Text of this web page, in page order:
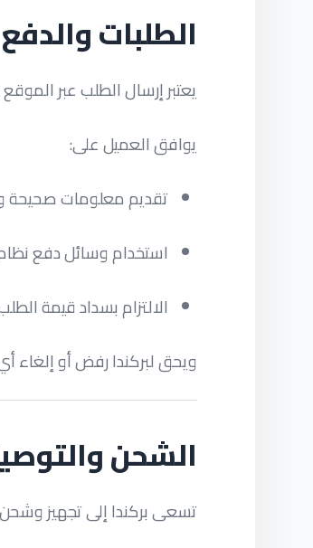
الطلبات والدفع
يعتبر إرسال الطلب عبر
يوافق العميل على:
تقديم معلومات صحيحة
استخدام وسائل دفع
الالتزام بسداد قيمة
ويحق لبركندا رفض أو إلغاء
الشحن
تسعى بركندا إلى تجهيز